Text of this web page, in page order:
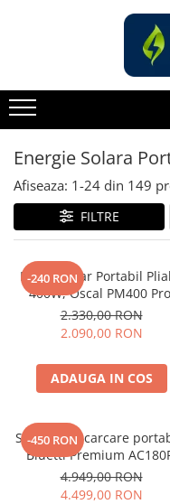
Acasa
Statii de Alimentare
Pana in 1000W
Intre 1000-2000W
Intre 2000-3000W
Peste 3000W
Cauta dupa marca
Bluetti
EcoFlow
Pecron
Oscal
Accesorii Statii de
Kituri Generatoare Solare
Cauta dupa capacitate
Energie Solara
Afiseaza: 1-24 din 149
FILTRE
-240 RON
Panou Solar Portabil
400W, Oscal PM400
Monocristalin, ETFE, IP67
2.330,00 RON
2.090,00 RON
ADAUGA IN COS
-450 RON
Statie de incarcare
Bluetti Premium
Ecran LCD, 1800W,
LiFePO4, Putere varf
4.949,00 RON
4.499,00 RON